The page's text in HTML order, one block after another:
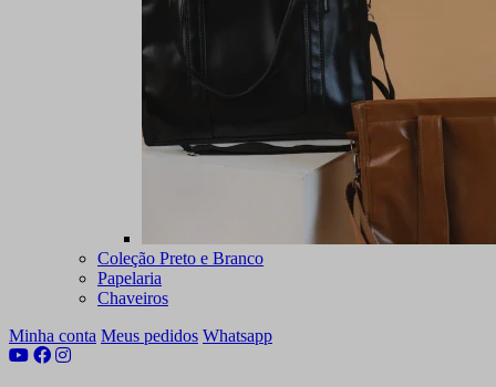
Coleção Preto e Branco
Papelaria
Chaveiros
Minha conta Meus pedidos Whatsapp